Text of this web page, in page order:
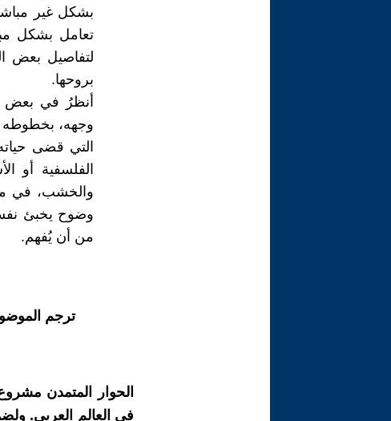
بشكل غير
تعامل بشكل
لتفاصيل بعض
بروحها.
أنظرُ في بعض
وجهه، بخطوطه
التي قضى
الفلسفية أو
والخشب، في
وضوح يخبئ
من أن يُفهم.
ترجم
الحوار المتمدن
في العالم العربي.